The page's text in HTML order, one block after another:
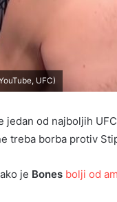
UFC)
jedan od najboljih
treba borba protiv
je Bones bolji od